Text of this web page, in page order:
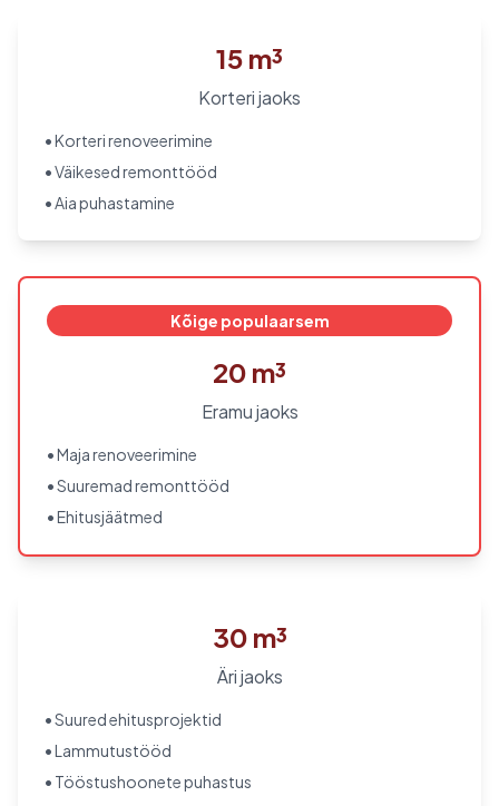
15 m³
Korteri jaoks
• Korteri renoveerimine
• Väikesed remonttööd
• Aia puhastamine
Kõige populaarsem
20 m³
Eramu jaoks
• Maja renoveerimine
• Suuremad remonttööd
• Ehitusjäätmed
30 m³
Äri jaoks
• Suured ehitusprojektid
• Lammutustööd
• Tööstushoonete puhastus